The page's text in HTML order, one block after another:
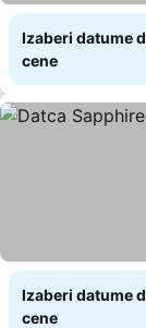
Izaberi datume
cene
Izaberi datume
cene